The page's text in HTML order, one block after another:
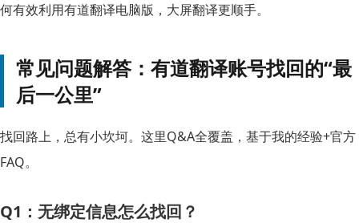
何有效利用有道翻译电脑版 ，大屏翻译更顺手。
常见问题解答：有道翻译账号找回的“最
后一公里”
找回路上，总有小坎坷。这里Q&A全覆盖，基于我的经验+官方
FAQ。
Q1：无绑定信息怎么找回？